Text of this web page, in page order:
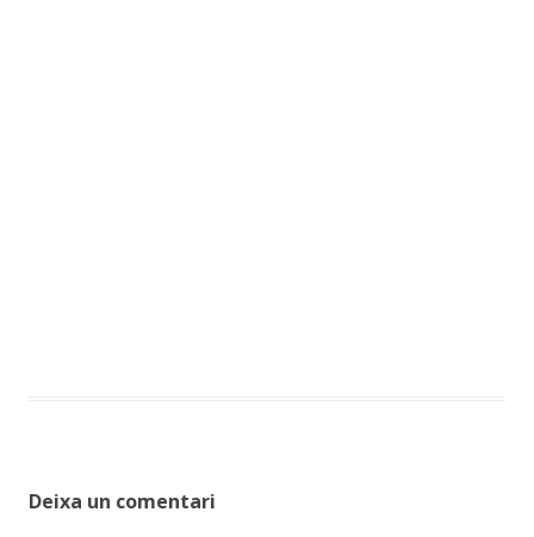
Deixa un comentari